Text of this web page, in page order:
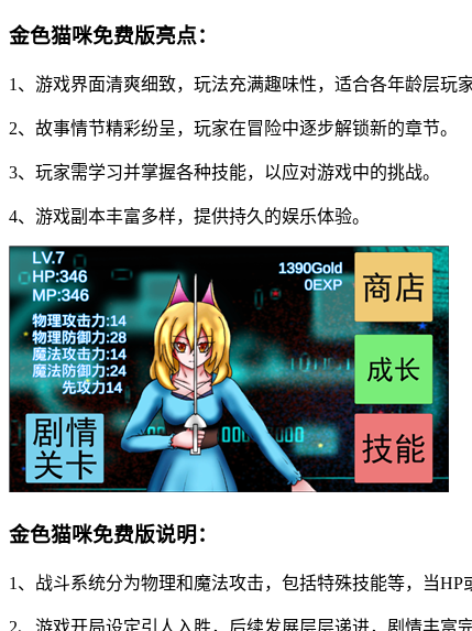
金色猫咪免费版亮点：
1、游戏界面清爽细致，玩法充满趣味性，适合各年龄层玩家
2、故事情节精彩纷呈，玩家在冒险中逐步解锁新的章节。
3、玩家需学习并掌握各种技能，以应对游戏中的挑战。
4、游戏副本丰富多样，提供持久的娱乐体验。
金色猫咪免费版说明：
1、战斗系统分为物理和魔法攻击，包括特殊技能等，当HP
2、游戏开局设定引人入胜，后续发展层层递进，剧情丰富完